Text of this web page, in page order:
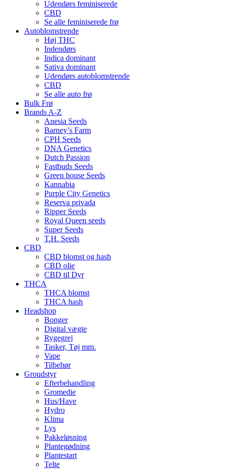
Udendørs feminiserede
CBD
Se alle feminiserede frø
Autoblomstrende
Høj THC
Indendørs
Indica dominant
Sativa dominant
Udendørs autoblomstrende
CBD
Se alle auto frø
Bulk Frø
Brands A-Z
Anesia Seeds
Barney’s Farm
CPH Seeds
DNA Genetics
Dutch Passion
Fastbuds Seeds
Green house Seeds
Kannabia
Purple City Genetics
Reserva privada
Ripper Seeds
Royal Queen seeds
Super Seeds
T.H. Seeds
CBD
CBD blomst og hash
CBD olie
CBD til Dyr
THCA
THCA blomst
THCA hash
Headshop
Bonger
Digital vægte
Rygegrej
Tasker, Tøj mm.
Vape
Tilbehør
Groudstyr
Efterbehandling
Gromedie
Hus/Have
Hydro
Klima
Lys
Pakkeløsning
Plantegødning
Plantestart
Telte